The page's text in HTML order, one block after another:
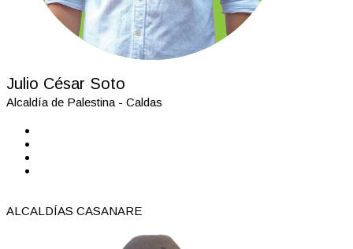
Julio César Soto
Alcaldía de Palestina - Caldas
ALCALDÍAS CASANARE